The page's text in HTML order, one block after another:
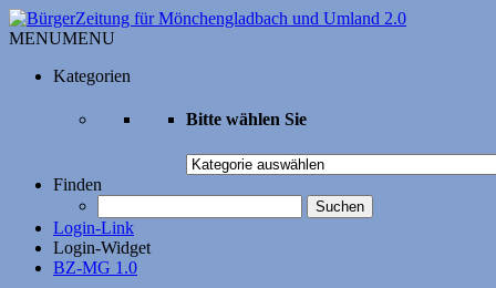
MENUMENU
Kategorien
Bitte wählen Sie
Bitte
Sie
Finden
nach:
Login-Link
Login-Widget
BZ-MG 1.0